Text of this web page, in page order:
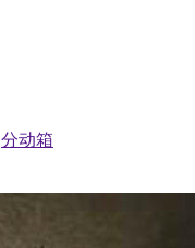
分动箱